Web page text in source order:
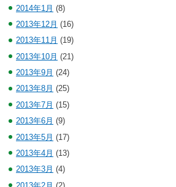
2014年1月 (8)
2013年12月 (16)
2013年11月 (19)
2013年10月 (21)
2013年9月 (24)
2013年8月 (25)
2013年7月 (15)
2013年6月 (9)
2013年5月 (17)
2013年4月 (13)
2013年3月 (4)